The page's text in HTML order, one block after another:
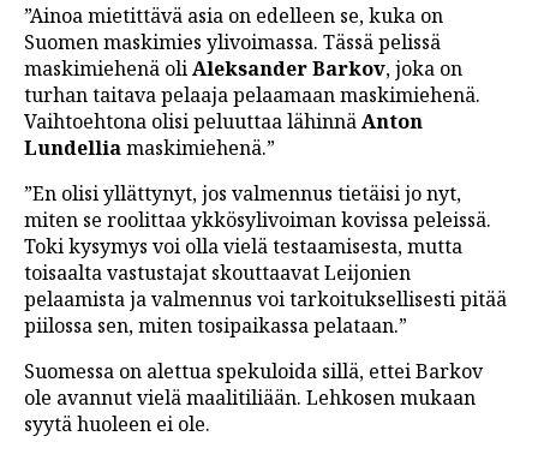
”Ainoa mietittävä asia on edelleen se, kuka on
Suomen maskimies ylivoimassa. Tässä pelissä
maskimiehenä oliAleksander Barkov, joka on
turhan taitava pelaaja pelaamaan maskimiehenä.
Vaihtoehtona olisi peluuttaa lähinnäAnton
Lundelliamaskimiehenä.”
”En olisi yllättynyt, jos valmennus tietäisi jo nyt,
miten se roolittaa ykkösylivoiman kovissa peleissä.
Toki kysymys voi olla vielä testaamisesta, mutta
toisaalta vastustajat skouttaavat Leijonien
pelaamista ja valmennus voi tarkoituksellisesti pitää
piilossa sen, miten tosipaikassa pelataan.”
Suomessa on alettua spekuloida sillä, ettei Barkov
ole avannut vielä maalitiliään. Lehkosen mukaan
syytä huoleen ei ole.